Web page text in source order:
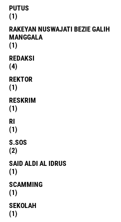
PUTUS
(1)
RAKEYAN NUSWAJATI BEZIE GALIH
MANGGALA
(1)
REDAKSI
(4)
REKTOR
(1)
RESKRIM
(1)
RI
(1)
S.SOS
(2)
SAID ALDI AL IDRUS
(1)
SCAMMING
(1)
SEKOLAH
(1)